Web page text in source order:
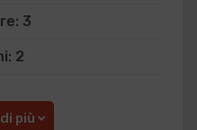
3
2
più